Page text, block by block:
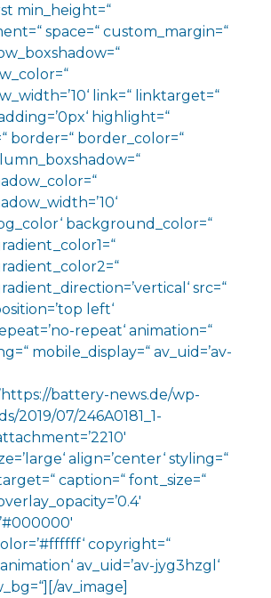
min_height=“
space=“ custom_margin=“
link=“ linktarget=“
highlight=“
border=“ border_color=“
background_color=“
src=“
left‘
repeat‘ animation=“
mobile_display=“ av_uid=’av-
battery-news.de/wp-
2019/07/246A0181_1-
align=’center‘ styling=“
caption=“ font_size=“
copyright=“
av_uid=’av-jyg3hzgl‘
av_image]